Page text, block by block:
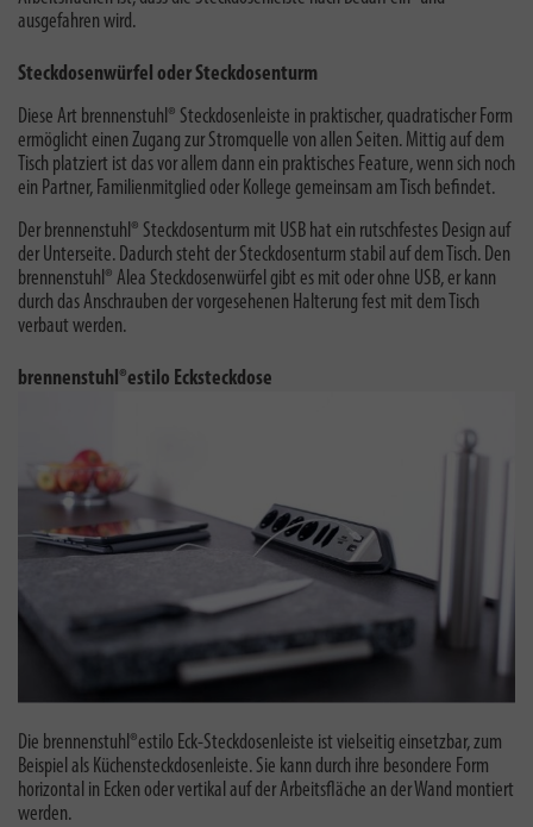
ausgefahren wird.
Steckdosenwürfel oder Steckdosenturm
Diese Art brennenstuhl® Steckdosenleiste in praktischer, quadratischer Form
ermöglicht einen Zugang zur Stromquelle von allen Seiten. Mittig auf dem
Tisch platziert ist das vor allem dann ein praktisches Feature, wenn sich noch
ein Partner, Familienmitglied oder Kollege gemeinsam am Tisch befindet.
Der brennenstuhl® Steckdosenturm mit USB hat ein rutschfestes Design auf
der Unterseite. Dadurch steht der Steckdosenturm stabil auf dem Tisch. Den
brennenstuhl® Alea Steckdosenwürfel gibt es mit oder ohne USB, er kann
durch das Anschrauben der vorgesehenen Halterung fest mit dem Tisch
verbaut werden.
brennenstuhl®estilo Ecksteckdose
Die brennenstuhl®estilo Eck-Steckdosenleiste ist vielseitig einsetzbar, zum
Beispiel als Küchensteckdosenleiste. Sie kann durch ihre besondere Form
horizontal in Ecken oder vertikal auf der Arbeitsfläche an der Wand montiert
werden.